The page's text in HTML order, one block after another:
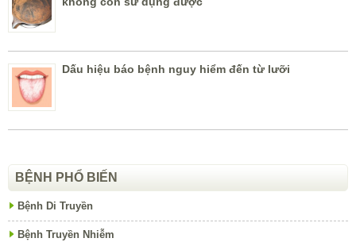
Dấu hiệu báo bệnh nguy hiểm đến từ lưỡi
BỆNH PHỔ BIẾN
Bệnh Di Truyền
Bệnh Truyền Nhiễm